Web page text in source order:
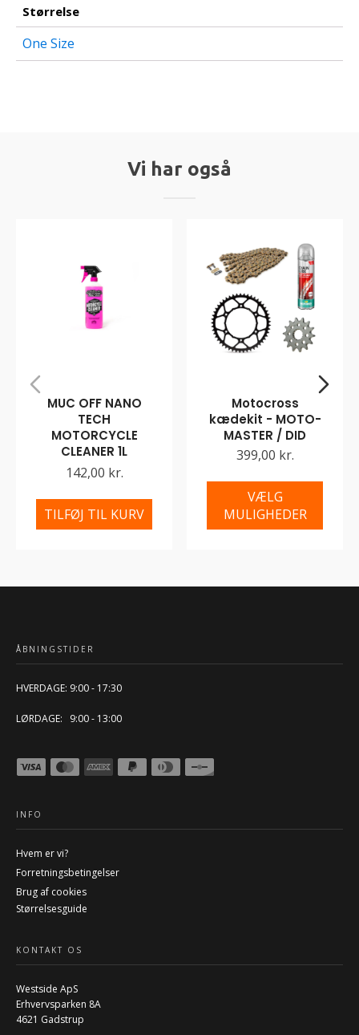
Størrelse
One Size
Vi har også
MUC OFF NANO
TECH
MOTORCYCLE
CLEANER 1L
142,00 kr.
TILFØJ TIL KURV
Motocross
kædekit - MOTO-
MASTER / DID
399,00 kr.
VÆLG
MULIGHEDER
ÅBNINGSTIDER
HVERDAGE: 9:00 - 17:30
LØRDAGE: 9:00 - 13:00
INFO
Hvem er vi?
Forretningsbetingelser
Brug af cookies
Størrelsesguide
KONTAKT OS
Westside ApS
Erhvervsparken 8A
4621 Gadstrup